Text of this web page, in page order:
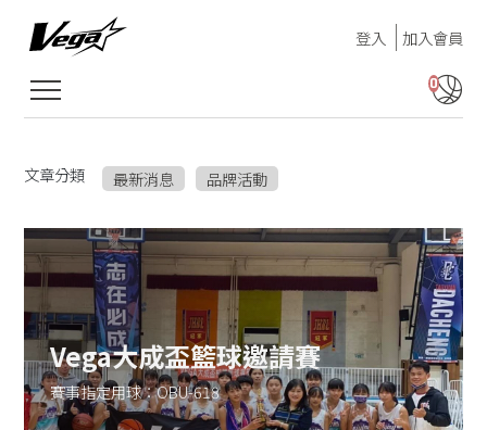
登入 加入會員
0
文章分類 最新消息 品牌活動
Vega大成盃籃球邀請賽
賽事指定用球：OBU-618